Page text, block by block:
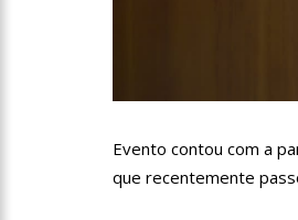
Evento contou com a
que recentemente